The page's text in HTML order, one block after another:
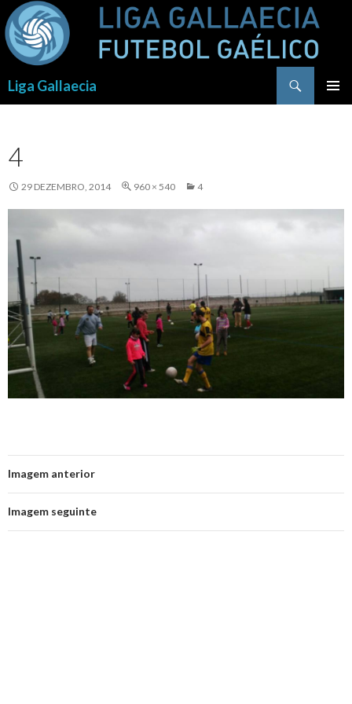
Liga Gallaecia
CONTEÚDO
4
29 DEZEMBRO, 2014 960 × 540 4
Imagem anterior
Imagem seguinte